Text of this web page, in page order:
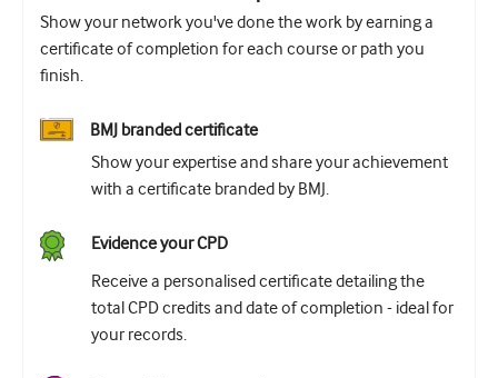
Show your network you've done the work by earning a
certificate of completion for each course or path you
finish.
BMJ branded certificate
Show your expertise and share your achievement
with a certificate branded by BMJ.
Evidence your CPD
Receive a personalised certificate detailing the
total CPD credits and date of completion - ideal for
your records.